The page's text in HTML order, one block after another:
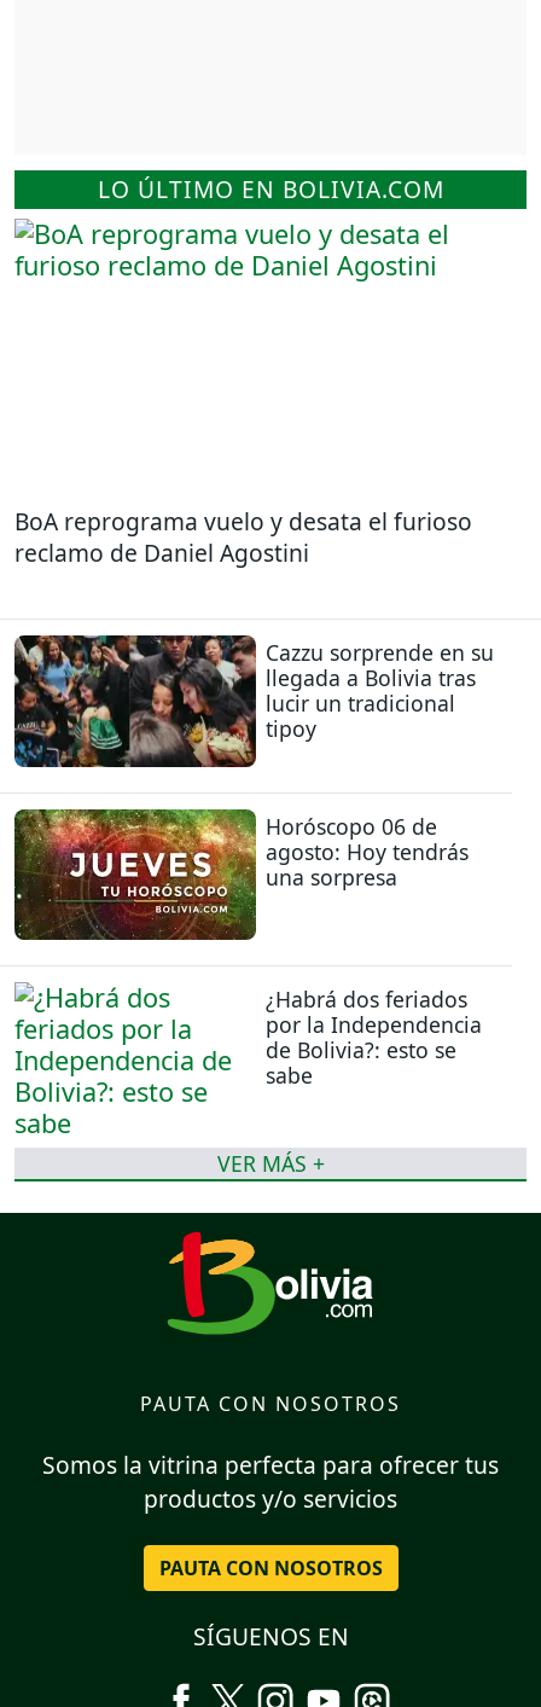
LO ÚLTIMO EN BOLIVIA.COM
BoA reprograma vuelo y desata el furioso
reclamo de Daniel Agostini
Cazzu sorprende en su
llegada a Bolivia tras
lucir un tradicional
tipoy
Horóscopo 06 de
agosto: Hoy tendrás
una sorpresa
¿Habrá dos feriados
por la Independencia
de Bolivia?: esto se
sabe
VER MÁS +
PAUTA CON NOSOTROS
Somos la vitrina perfecta para ofrecer tus
productos y/o servicios
PAUTA CON NOSOTROS
SÍGUENOS EN